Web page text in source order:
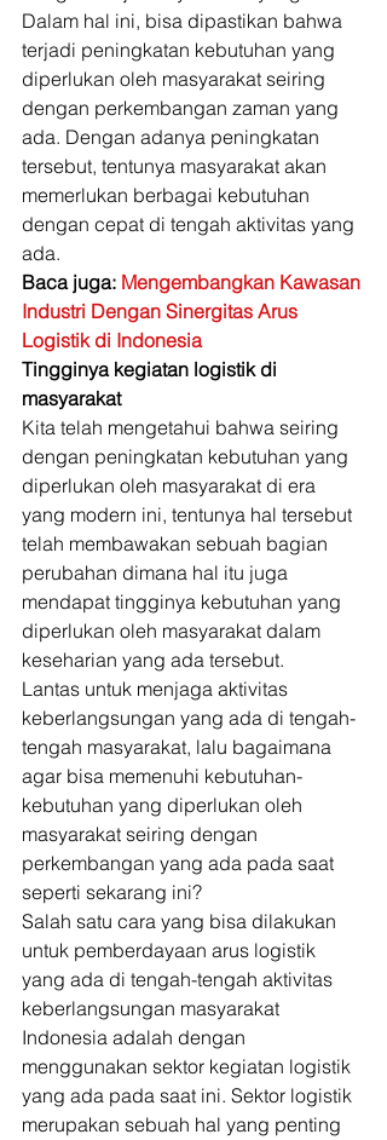
Dalam hal ini, bisa dipastikan bahwa
terjadi peningkatan kebutuhan yang
diperlukan oleh masyarakat seiring
dengan perkembangan zaman yang
ada. Dengan adanya peningkatan
tersebut, tentunya masyarakat akan
memerlukan berbagai kebutuhan
dengan cepat di tengah aktivitas yang
ada.
Baca juga: Mengembangkan Kawasan
Industri Dengan Sinergitas Arus
Logistik di Indonesia
Tingginya kegiatan logistik di
masyarakat
Kita telah mengetahui bahwa seiring
dengan peningkatan kebutuhan yang
diperlukan oleh masyarakat di era
yang modern ini, tentunya hal tersebut
telah membawakan sebuah bagian
perubahan dimana hal itu juga
mendapat tingginya kebutuhan yang
diperlukan oleh masyarakat dalam
keseharian yang ada tersebut.
Lantas untuk menjaga aktivitas
keberlangsungan yang ada di tengah-
tengah masyarakat, lalu bagaimana
agar bisa memenuhi kebutuhan-
kebutuhan yang diperlukan oleh
masyarakat seiring dengan
perkembangan yang ada pada saat
seperti sekarang ini?
Salah satu cara yang bisa dilakukan
untuk pemberdayaan arus logistik
yang ada di tengah-tengah aktivitas
keberlangsungan masyarakat
Indonesia adalah dengan
menggunakan sektor kegiatan logistik
yang ada pada saat ini. Sektor logistik
merupakan sebuah hal yang penting